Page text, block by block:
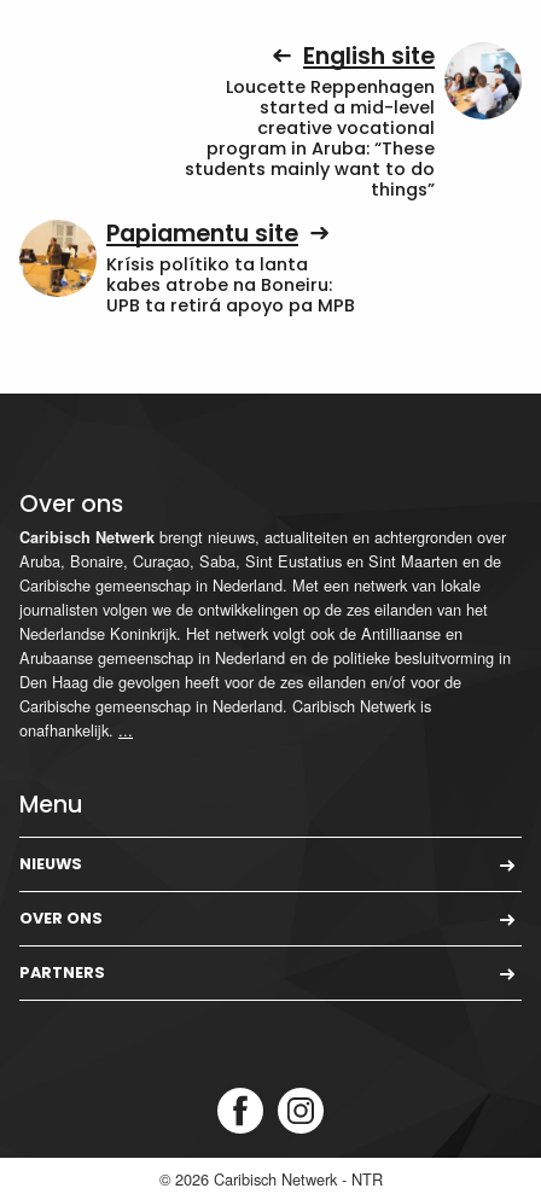
English site
Loucette Reppenhagen
started a mid-level
creative vocational
program in Aruba: “These
students mainly want to do
things”
Papiamentu site
Krísis polítiko ta lanta
kabes atrobe na Boneiru:
UPB ta retirá apoyo pa MPB
Over ons
Caribisch Netwerk brengt nieuws, actualiteiten en achtergronden over
Aruba, Bonaire, Curaçao, Saba, Sint Eustatius en Sint Maarten en de
Caribische gemeenschap in Nederland. Met een netwerk van lokale
journalisten volgen we de ontwikkelingen op de zes eilanden van het
Nederlandse Koninkrijk. Het netwerk volgt ook de Antilliaanse en
Arubaanse gemeenschap in Nederland en de politieke besluitvorming in
Den Haag die gevolgen heeft voor de zes eilanden en/of voor de
Caribische gemeenschap in Nederland. Caribisch Netwerk is
onafhankelijk. ...
Menu
NIEUWS
OVER ONS
PARTNERS
© 2026 Caribisch Netwerk - NTR